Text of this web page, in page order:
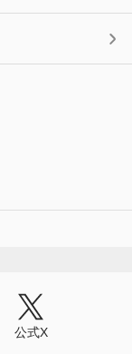
公式X